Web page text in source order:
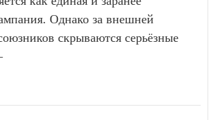
Однако за внешней
скрываются серьёзные